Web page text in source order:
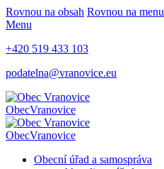
Rovnou na obsah Rovnou na menu
Menu
+420 519 433 103
podatelna@vranovice.eu
ObecVranovice
ObecVranovice
Obecní úřad a samospráva